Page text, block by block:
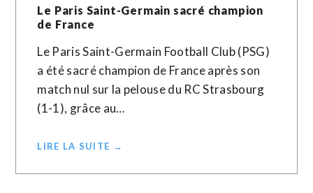
Le Paris Saint-Germain sacré champion
de France
Le Paris Saint-Germain Football Club (PSG)
a été sacré champion de France après son
match nul sur la pelouse du RC Strasbourg
(1-1), grâce au…
LIRE LA SUITE →